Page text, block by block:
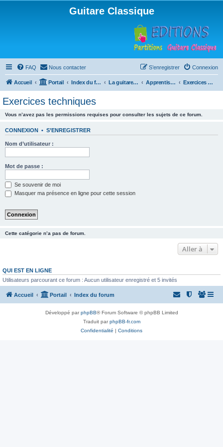
Guitare Classique
FAQ Nous contacter Connexion
S’enregistrer
Accueil Portail Index du forum La guitare : instrument, cours et théorie Apprentissage et enseignement de la guitare Exercices techniques
Exercices techniques
Vous n’avez pas les permissions requises pour consulter les sujets de ce forum.
CONNEXION • S’ENREGISTRER
Nom d’utilisateur :
Mot de passe :
Se souvenir de moi
Masquer ma présence en ligne pour cette session
Cette catégorie n’a pas de forum.
Aller à
QUI EST EN LIGNE
Utilisateurs parcourant ce forum : Aucun utilisateur enregistré et 5 invités
Accueil Portail Index du forum
Développé parphpBB® Forum Software © phpBB Limited
Traduit parphpBB-fr.com
Confidentialité | Conditions